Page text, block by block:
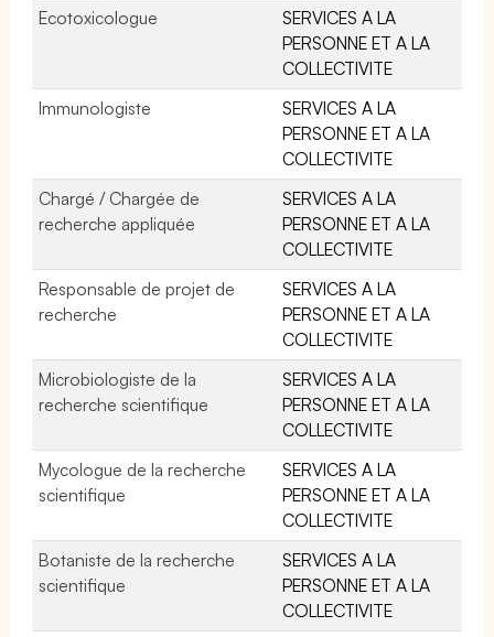
Ecotoxicologue
SERVICES A LA
PERSONNE ET A LA
COLLECTIVITE
Immunologiste
SERVICES A LA
PERSONNE ET A LA
COLLECTIVITE
Chargé / Chargée de
recherche appliquée
SERVICES A LA
PERSONNE ET A LA
COLLECTIVITE
Responsable de projet de
recherche
SERVICES A LA
PERSONNE ET A LA
COLLECTIVITE
Microbiologiste de la
recherche scientifique
SERVICES A LA
PERSONNE ET A LA
COLLECTIVITE
Mycologue de la recherche
scientifique
SERVICES A LA
PERSONNE ET A LA
COLLECTIVITE
Botaniste de la recherche
scientifique
SERVICES A LA
PERSONNE ET A LA
COLLECTIVITE